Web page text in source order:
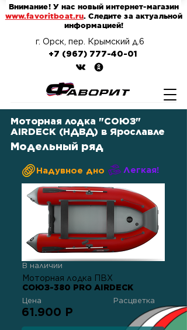
г. Орск, пер. Крымский д.6
+7 (967) 777-40-01
Внимание! У нас новый интернет-магазин
www.favoritboat.ru. Следите за актуальной
информацией!
Моторная лодка "СОЮЗ"
AIRDECK (НДВД) в Ярославле
Модельный ряд
Надувное дно Легкая!
В наличии
Моторная лодка ПВХ
СОЮЗ-380 PRO AIRDECK
Цена Расцветка
61.900 Р